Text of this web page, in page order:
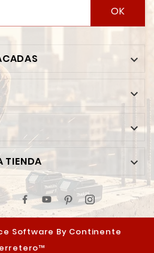
OK



TIENDA 
Software By Continente